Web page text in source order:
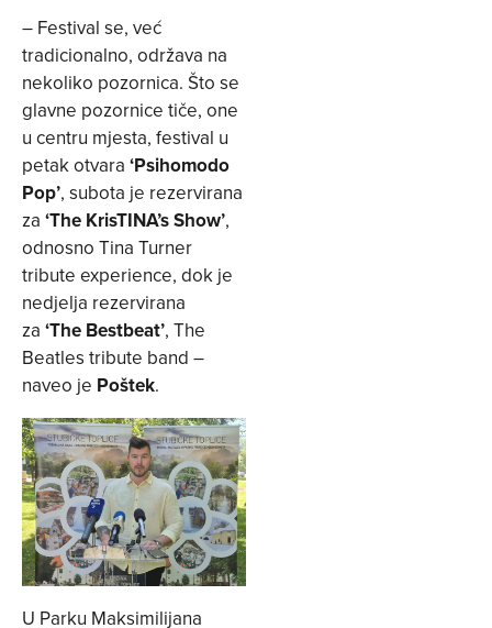
– Festival se, već
tradicionalno, održava na
nekoliko pozornica. Što se
glavne pozornice tiče, one
u centru mjesta, festival u
petak otvara ‘Psihomodo
Pop’, subota je rezervirana
za ‘The KrisTINA’s Show’,
odnosno Tina Turner
tribute experience, dok je
nedjelja rezervirana
za ‘The Bestbeat’, The
Beatles tribute band –
naveo je Poštek.
U Parku Maksimilijana